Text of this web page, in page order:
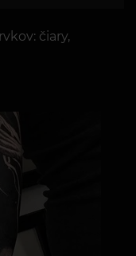
čiary,